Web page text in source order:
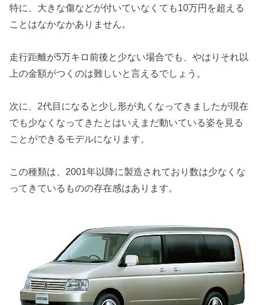
特に、大きな傷などが付いていなくても10万円を超える
ことはなかなかありません。
走行距離が5万キロ前後と少ない場合でも、やはりそれ以
上の金額がつくのは難しいと言えるでしょう。
次に、2代目になると少し形が丸くなってきましたが現在
でも少なくなってきたとはいえまだ動いている姿を見る
ことができるモデルになります。
この種類は、2001年以降に製造されており数は少なくな
ってきているものの存在感はあります。